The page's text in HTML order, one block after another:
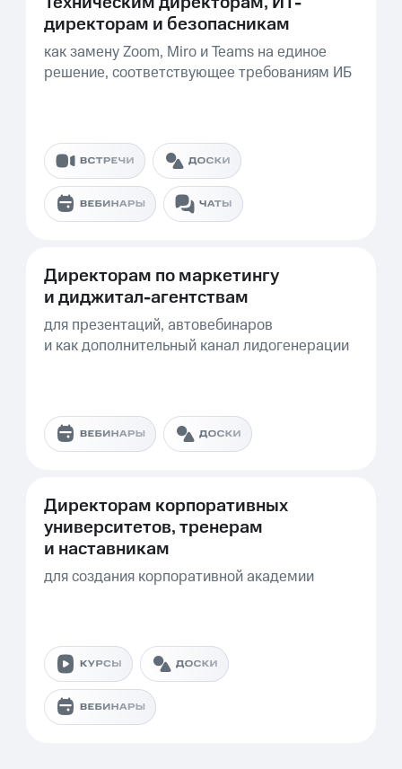
директорам и безопасникам
как замену Zoom, Miro и Teams на единое
решение, соответствующее требованиям ИБ
Директорам по маркетингу
и диджитал-агентствам
для презентаций, автовебинаров
и как дополнительный канал лидогенерации
Директорам корпоративных
университетов, тренерам
и наставникам
для создания корпоративной академии